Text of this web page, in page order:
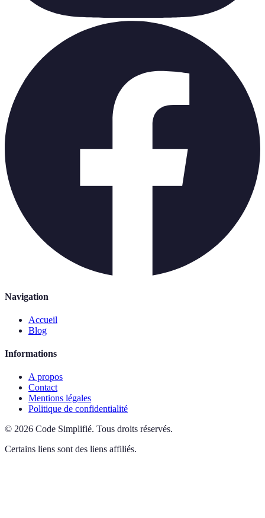
Navigation
Accueil
Blog
Informations
A propos
Contact
Mentions légales
Politique de confidentialité
© 2026 Code Simplifié. Tous droits réservés.
Certains liens sont des liens affiliés.